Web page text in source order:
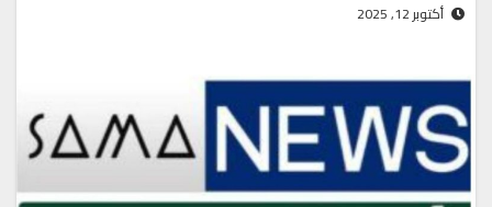
أكتوبر 12, 2025